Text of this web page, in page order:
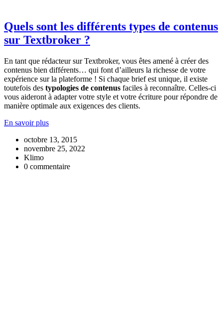
Quels sont les différents types de contenus
sur Textbroker ?
En tant que rédacteur sur Textbroker, vous êtes amené à créer des
contenus bien différents… qui font d’ailleurs la richesse de votre
expérience sur la plateforme ! Si chaque brief est unique, il existe
toutefois des typologies de contenus faciles à reconnaître. Celles-ci
vous aideront à adapter votre style et votre écriture pour répondre de
manière optimale aux exigences des clients.
En savoir plus
octobre 13, 2015
novembre 25, 2022
Klimo
0 commentaire